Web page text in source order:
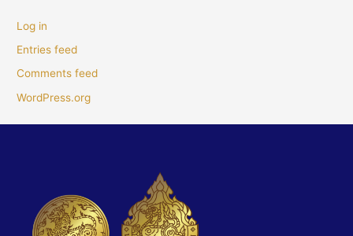
Log in
Entries feed
Comments feed
WordPress.org